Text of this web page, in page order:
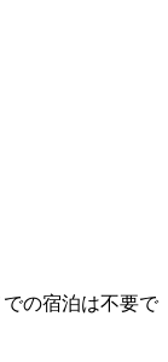
の宿泊は不要で